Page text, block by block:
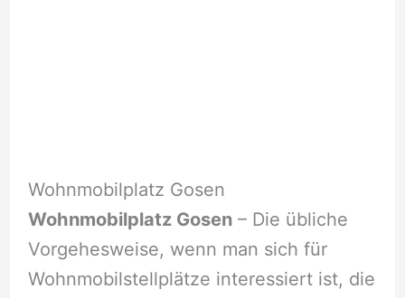
Wohnmobilplatz Gosen
Wohnmobilplatz Gosen– Die übliche
Vorgehesweise, wenn man sich für
Wohnmobilstellplätze interessiert ist, die